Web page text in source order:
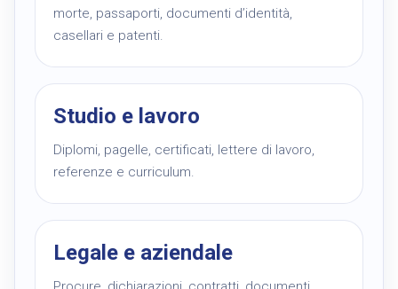
morte, passaporti, documenti d’identità,
casellari e patenti.
Studio e lavoro
Diplomi, pagelle, certificati, lettere di lavoro,
referenze e curriculum.
Legale e aziendale